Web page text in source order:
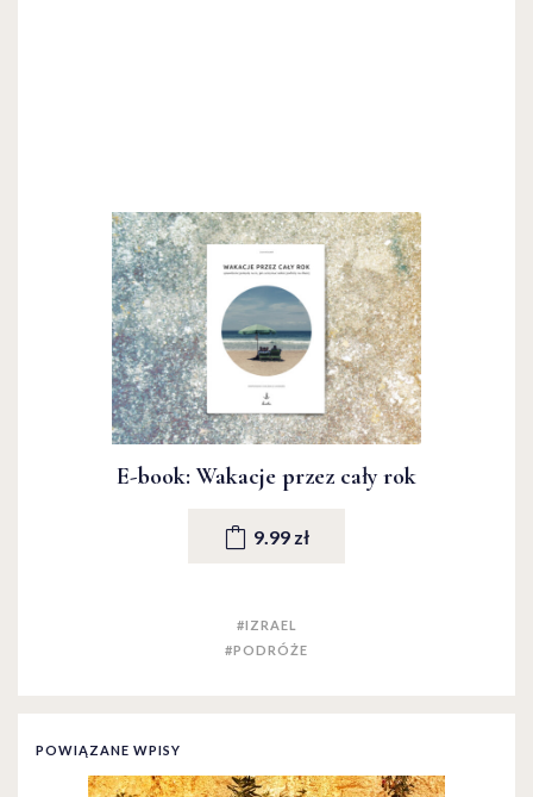
E-book: Wakacje przez cały rok
9.99 zł
#IZRAEL
#PODRÓŻE
POWIĄZANE WPISY